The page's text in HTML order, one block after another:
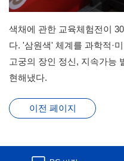
색채에 관한 교육체험전이
다. '삼원색' 체계를 과학적·
고궁의 장인 정신, 지속가능
현해냈다.
이전 페이지